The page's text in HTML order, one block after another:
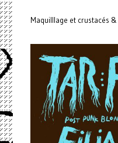
Maquilllage et crustacés